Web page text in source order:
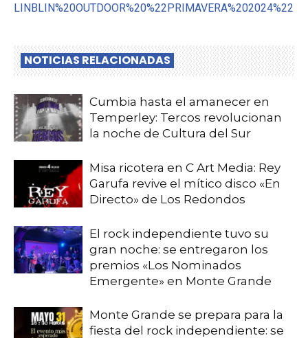
LINBLIN%20OUTDOOR%20%22PRIMAVERA%202024%22
NOTICIAS RELACIONADAS
Cumbia hasta el amanecer en
Temperley: Tercos revolucionan
la noche de Cultura del Sur
Misa ricotera en C Art Media: Rey
Garufa revive el mítico disco «En
Directo» de Los Redondos
El rock independiente tuvo su
gran noche: se entregaron los
premios «Los Nominados
Emergente» en Monte Grande
Monte Grande se prepara para la
fiesta del rock independiente: se